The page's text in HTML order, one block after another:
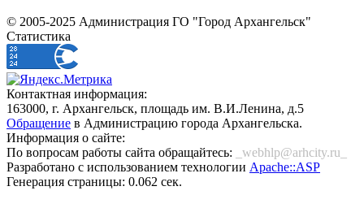
© 2005-2025 Администрация ГО "Город Архангельск"
Статистика
Контактная информация:
163000, г. Архангельск, площадь им. В.И.Ленина, д.5
Обращение в Администрацию города Архангельска.
Информация о сайте:
По вопросам работы сайта обращайтесь:
_webhlp@arhcity.ru_
Разработано с использованием технологии Apache::ASP
Генерация страницы: 0.062 сек.